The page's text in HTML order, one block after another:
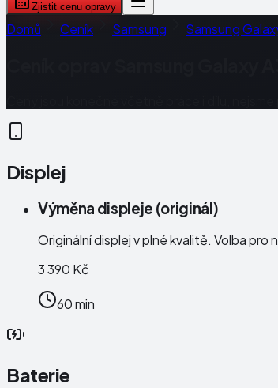
Zjistit cenu opravy
Domů Ceník Samsung Samsung
Displej
Výměna displeje (originál)
Originální displej v plné kvalitě. Volba pro
3 390 Kč
60 min
Baterie